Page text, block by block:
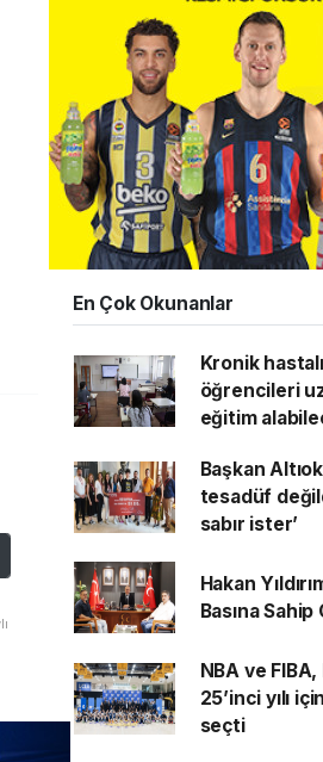
En Çok Okunanlar
Kronik
öğrencileri
eğitim
Başkan
tesadüf
sabır ister’
Hakan
Basına Sahip
NBA ve FIBA,
25’inci yılı
seçti